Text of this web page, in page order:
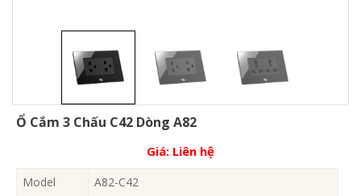
Ổ Cắm 3 Chấu C42 Dòng A82
Giá: Liên hệ
Model A82-C42